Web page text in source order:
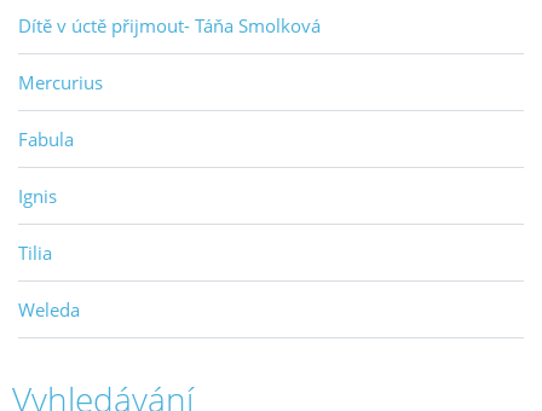
Dítě v úctě přijmout- Táňa Smolková
Mercurius
Fabula
Ignis
Tilia
Weleda
Vyhledávání